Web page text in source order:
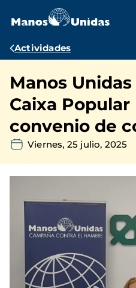
contenido
Ruta
navegación
Actividades
Manos
Caixa
convenio de
Viernes, 25 julio, 2025